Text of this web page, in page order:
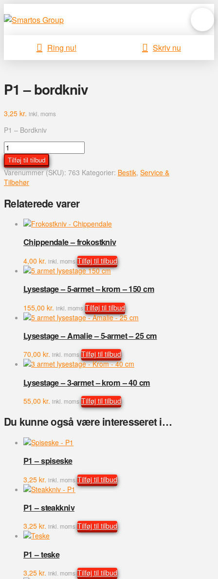
Ring nu! Skriv nu
P1 – bordkniv
3,25 kr. inkl. moms
P1 – Bordkniv
P1
-
bordkniv
antal
Tilføj til tilbud
Varenummer (SKU): 763 Kategorier: Bestik, Service &
Tilbehør
Relaterede varer
Chippendale – frokostkniv
4,00 kr. inkl. moms Tilføj til tilbud
Lysestage – 5-armet – krom – 150 cm
155,00 kr. inkl. moms Tilføj til tilbud
Lysestage – Amalie – 5-armet – 25 cm
70,00 kr. inkl. moms Tilføj til tilbud
Lysestage – 3-armet – krom – 40 cm
55,00 kr. inkl. moms Tilføj til tilbud
Du kunne også være interesseret i…
P1 – spiseske
3,25 kr. inkl. moms Tilføj til tilbud
P1 – steakkniv
3,25 kr. inkl. moms Tilføj til tilbud
P1 – teske
3,25 kr. inkl. moms Tilføj til tilbud